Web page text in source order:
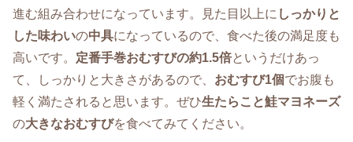
進む組み合わせになっています。見た目以上に しっかりと
した味わいの中具になっているので、食べた後の満足度も
高いです。 定番手巻おむすびの約1.5倍というだけあっ
て、しっかりと大きさがあるので、 おむすび1個でお腹も
軽く満たされると思います。ぜひ生たらこと鮭マヨネーズ
の大きなおむすびを食べてみてください。